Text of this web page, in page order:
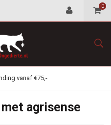
0
vanaf €75,-
agrisense